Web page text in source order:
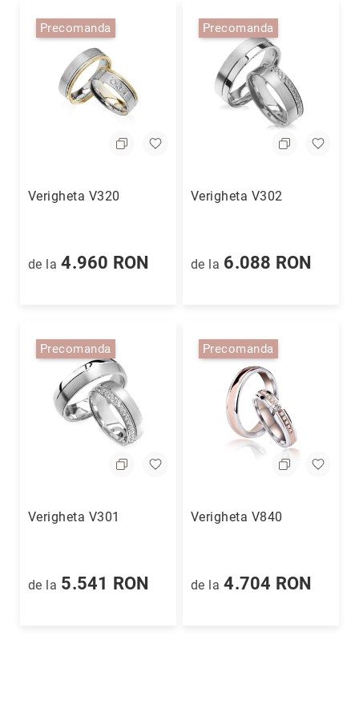
Magazin
București
Magazin
Felicia
Magazin
Magazin
Magazin
Palas
Mall
producție
Coriolan
Live
Shopping
Reselleri
Alte
Precomanda
Verigheta V320
de la 4.960 RON
Precomanda
Verigheta V302
de la 6.088 RON
Precomanda
Verigheta V301
de la 5.541 RON
Precomanda
Verigheta V840
de la 4.704 RON